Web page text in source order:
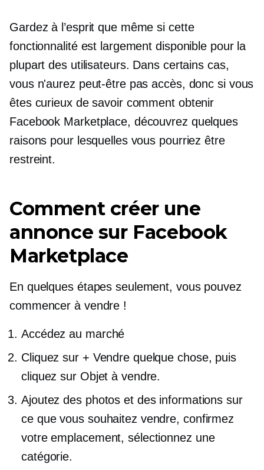
Gardez à l’esprit que même si cette
fonctionnalité est largement disponible pour la
plupart des utilisateurs. Dans certains cas,
vous n'aurez peut-être pas accès, donc si vous
êtes curieux de savoir comment obtenir
Facebook Marketplace, découvrez quelques
raisons pour lesquelles vous pourriez être
restreint.
Comment créer une
annonce sur Facebook
Marketplace
En quelques étapes seulement, vous pouvez
commencer à vendre !
Accédez au marché
Cliquez sur + Vendre quelque chose, puis
cliquez sur Objet à vendre.
Ajoutez des photos et des informations sur
ce que vous souhaitez vendre, confirmez
votre emplacement, sélectionnez une
catégorie.